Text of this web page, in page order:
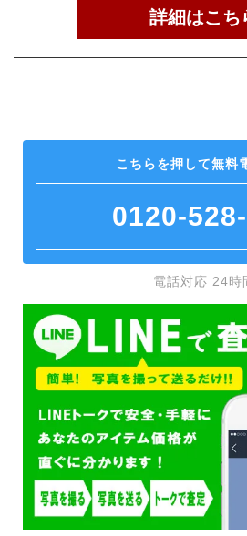
詳細はこち
こちらを押して無料
0120-
電話対応 24時